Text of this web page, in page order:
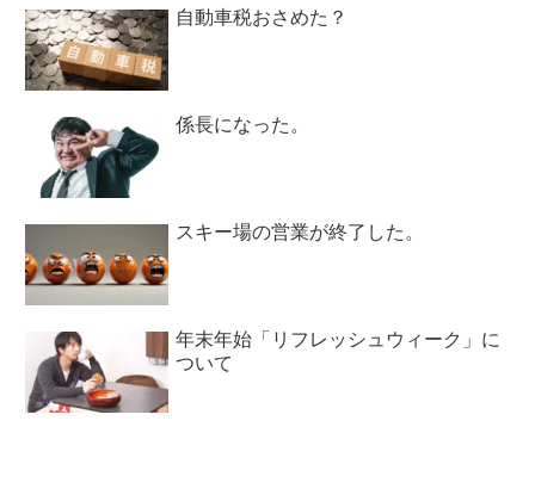
自動車税おさめた？
係長になった。
スキー場の営業が終了した。
年末年始「リフレッシュウィーク」に
ついて